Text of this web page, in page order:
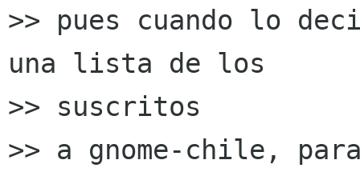
>> pues cuando lo
una lista de los
>> suscritos
>> a gnome-chile,